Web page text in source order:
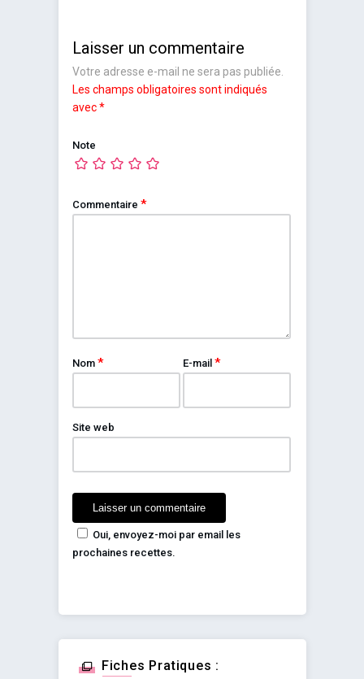
Laisser un commentaire
Votre adresse e-mail ne sera pas publiée.
Les champs obligatoires sont indiqués
avec*
Note
Commentaire *
Nom * E-mail*
Site web
Oui, envoyez-moi par email les
prochaines recettes.
Fiches Pratiques :